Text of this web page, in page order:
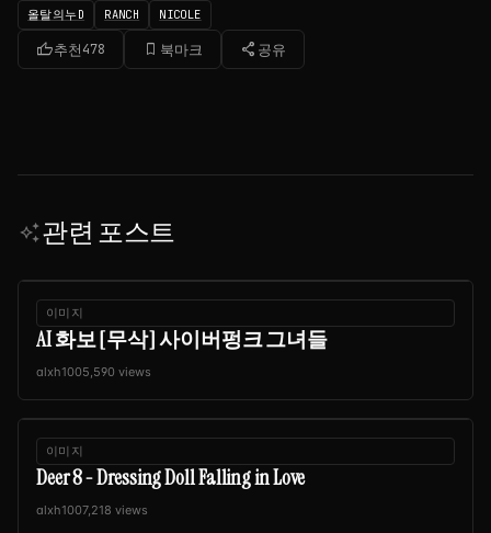
올탈의누D RANCH NICOLE
thumb_up추천478 bookmark_border 북마크 share 공유
auto_awesome관련 포스트
이미지
AI 화보 [무삭] 사이버펑크 그녀들
alxh1005,590 views
이미지
Deer 8 - Dressing Doll Falling in Love
alxh1007,218 views